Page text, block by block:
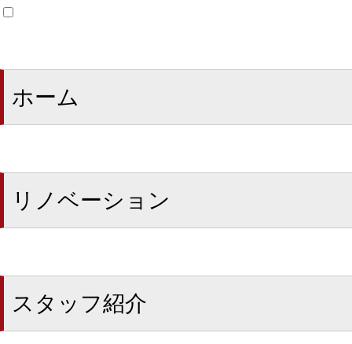
ホーム
リノベーション
スタッフ紹介